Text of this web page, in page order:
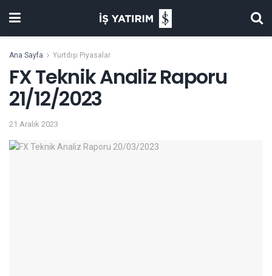
Ana Sayfa Yurtdışı Piyasalar
FX Teknik Analiz Raporu
21/12/2023
21 Aralık 2023